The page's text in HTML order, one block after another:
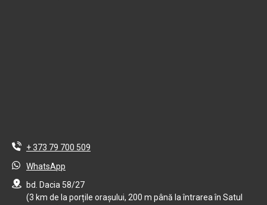
+ 373 79 700 509
WhatsApp
bd. Dacia 58/27
(3 km de la porțile orașului, 200 m până la întrarea în Satul